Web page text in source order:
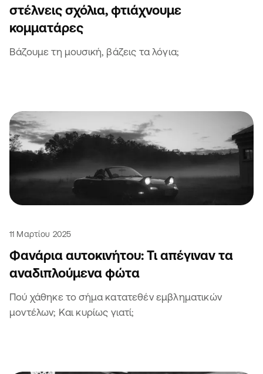
στέλνεις σχόλια, φτιάχνουμε
κομματάρες
Βάζουμε τη μουσική, βάζεις τα λόγια;
11 Μαρτίου 2025
Φανάρια αυτοκινήτου: Τι απέγιναν τα
αναδιπλούμενα φώτα
Πού χάθηκε το σήμα κατατεθέν εμβληματικών
μοντέλων; Και κυρίως γιατί;